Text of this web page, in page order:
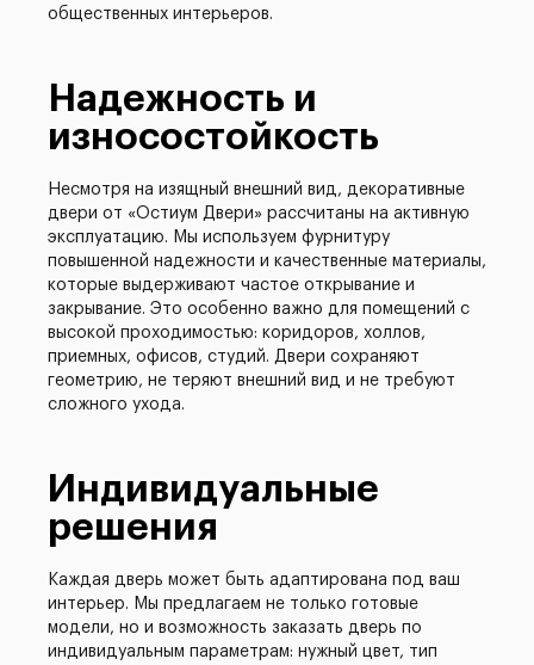
общественных интерьеров.
Надежность и
износостойкость
Несмотря на изящный внешний вид, декоративные
двери от «Остиум Двери» рассчитаны на активную
эксплуатацию. Мы используем фурнитуру
повышенной надежности и качественные материалы,
которые выдерживают частое открывание и
закрывание. Это особенно важно для помещений с
высокой проходимостью: коридоров, холлов,
приемных, офисов, студий. Двери сохраняют
геометрию, не теряют внешний вид и не требуют
сложного ухода.
Индивидуальные
решения
Каждая дверь может быть адаптирована под ваш
интерьер. Мы предлагаем не только готовые
модели, но и возможность заказать дверь по
индивидуальным параметрам: нужный цвет, тип